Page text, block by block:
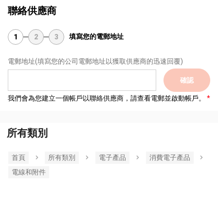
聯絡供應商
1 2 3 填寫您的電郵地址
電郵地址(填寫您的公司電郵地址以獲取供應商的迅速回覆)
確認
我們會為您建立一個帳戶以聯絡供應商，請查看電郵並啟動帳戶。
所有類別
首頁 所有類別 電子產品
消費電子產品
電線和附件